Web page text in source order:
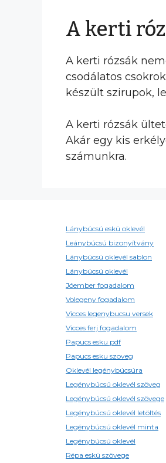
A kerti
A kerti rózsák
csodálatos
készült szirupok,
A kerti rózsák
Akár egy kis
számunkra.
Lánybúcsú eskü oklevél
Leánybúcsú bizonyítvány
Lánybúcsú oklevél sablon
Lánybúcsú oklevél
Jóember fogadalom
Volegeny fogadalom
Vicces legenybucsu versek
Vicces ferj fogadalom
Papucs esku pdf
Papucs esku szoveg
Oklevél legénybúcsúra
Legénybúcsú oklevél szöveg
Legénybúcsú oklevél szövege
Legénybúcsú oklevél letöltés
Legénybúcsú oklevél minta
Legénybúcsú oklevél
Répa eskü szövege